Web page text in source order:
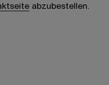
abzubestellen.